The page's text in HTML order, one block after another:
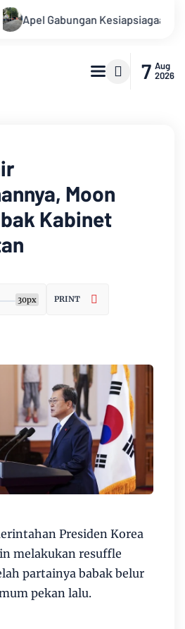
Kesiapsiagaan Untuk
7 Aug
2026
Moon
Kabinet
30px PRINT
Presiden Korea
melakukan resuffle
partainya babak belur
pekan lalu.